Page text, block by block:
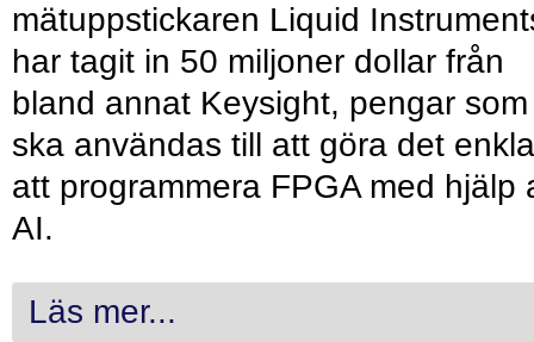
mätuppstickaren Liquid
har tagit in 50 miljoner dollar från
bland annat Keysight, pengar som
ska användas till att göra det
att programmera FPGA med hjälp
AI.
Läs mer...